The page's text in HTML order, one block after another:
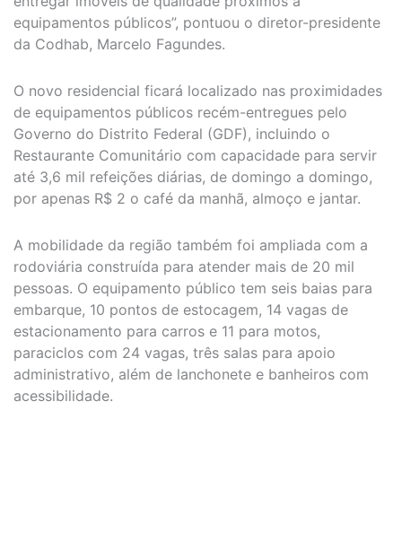
equipamentos públicos”, pontuou o diretor-presidente
da Codhab, Marcelo Fagundes.
O novo residencial ficará localizado nas proximidades
de equipamentos públicos recém-entregues pelo
Governo do Distrito Federal (GDF), incluindo o
Restaurante Comunitário com capacidade para servir
até 3,6 mil refeições diárias, de domingo a domingo,
por apenas R$ 2 o café da manhã, almoço e jantar.
A mobilidade da região também foi ampliada com a
rodoviária construída para atender mais de 20 mil
pessoas. O equipamento público tem seis baias para
embarque, 10 pontos de estocagem, 14 vagas de
estacionamento para carros e 11 para motos,
paraciclos com 24 vagas, três salas para apoio
administrativo, além de lanchonete e banheiros com
acessibilidade.